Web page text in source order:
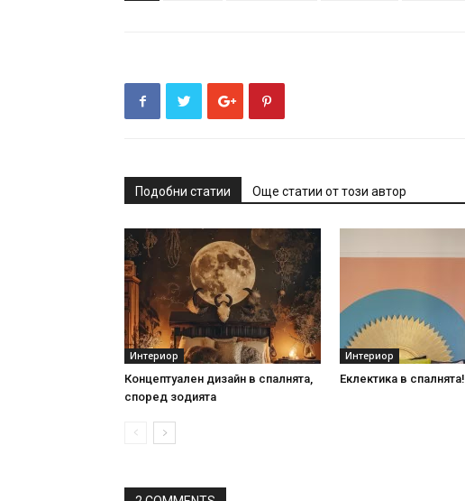
Подобни статии Още статии от този автор
Интериор
Концептуален дизайн в спалнята,
според зодията
Интериор
Еклектика в спалнята!